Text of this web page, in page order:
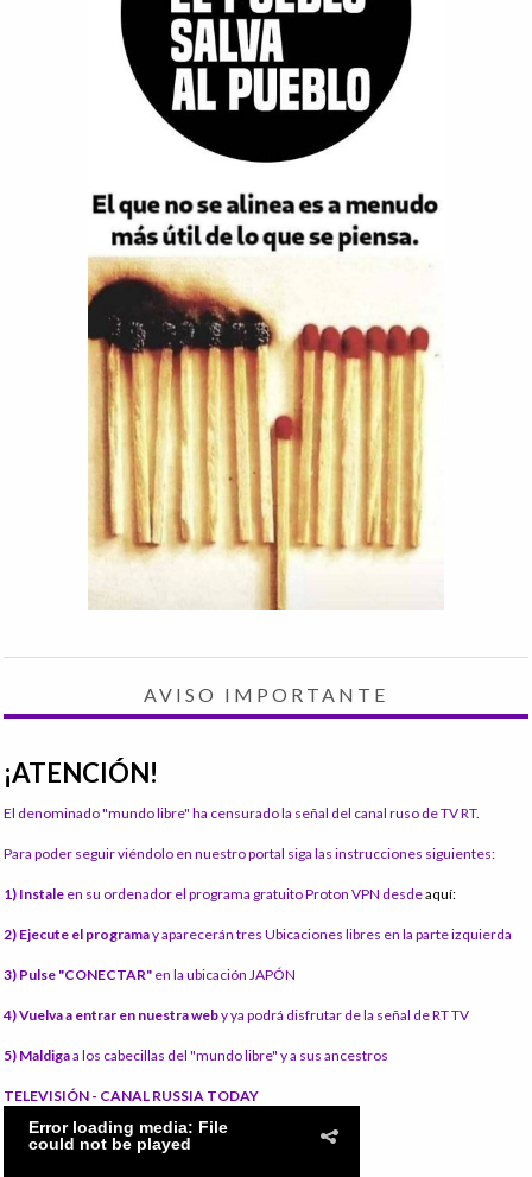
AVISO IMPORTANTE
¡ATENCIÓN!
El denominado "mundo libre" ha censurado la señal del canal ruso de TV RT.
Para poder seguir viéndolo en nuestro portal siga las instrucciones siguientes:
1) Instale en su ordenador el programa gratuito Proton VPN desdeaquí:
2) Ejecute el programay aparecerán tres Ubicaciones libres en la parte izquierda
3) Pulse "CONECTAR" en la ubicación JAPÓN
4) Vuelva a entrar en nuestra weby ya podrá disfrutar de la señal de RT TV
5) Maldigaa los cabecillas del "mundo libre" y a sus ancestros
TELEVISIÓN - CANAL RUSSIA TODAY